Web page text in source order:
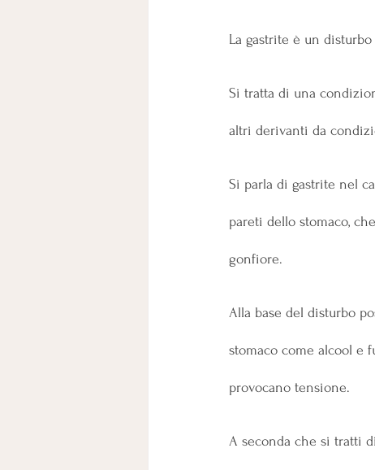
La gastrite è un
Si tratta di una
altri derivanti da
Si parla di gastrite nel
pareti dello stomaco,
gonfiore.
Alla base del disturbo
stomaco come alcool e
provocano tensione.
A seconda che si tratti